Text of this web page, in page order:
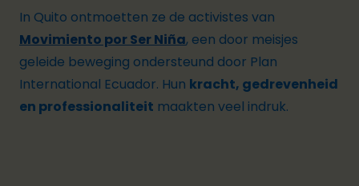
In Quito ontmoetten ze de activistes van
Movimiento porSerNiña, een door meisjes
geleide beweging ondersteund door Plan
International Ecuador. Hun kracht, gedrevenheid
en professionaliteit maakten veel indruk.